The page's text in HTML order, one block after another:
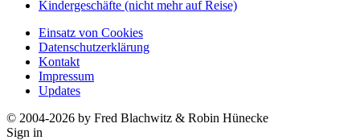
Kindergeschäfte (nicht mehr auf Reise)
Einsatz von Cookies
Datenschutzerklärung
Kontakt
Impressum
Updates
© 2004-2026 by Fred Blachwitz & Robin Hünecke
Sign in